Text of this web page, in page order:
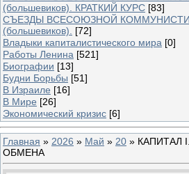
(большевиков). КРАТКИЙ КУРС [83]
СЪЕЗДЫ ВСЕСОЮЗНОЙ
(большевиков).
[72]
Владыки капиталистического мира [0]
Работы Ленина [521]
Биографии [13]
Будни Борьбы [51]
В Израиле [16]
В Мире [26]
Экономический кризис [6]
Главная » 2026 » Май » 20 » КАПИТАЛ
ОБМЕНА